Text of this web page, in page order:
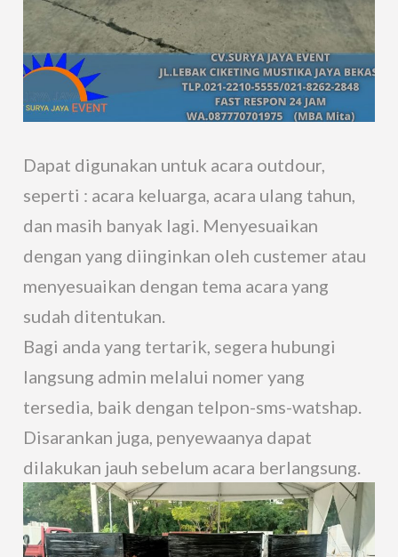
Dapat digunakan untuk acara outdour,
seperti : acara keluarga, acara ulang tahun,
dan masih banyak lagi. Menyesuaikan
dengan yang diinginkan oleh custemer atau
menyesuaikan dengan tema acara yang
sudah ditentukan.
Bagi anda yang tertarik, segera hubungi
langsung admin melalui nomer yang
tersedia, baik dengan telpon-sms-watshap.
Disarankan juga, penyewaanya dapat
dilakukan jauh sebelum acara berlangsung.